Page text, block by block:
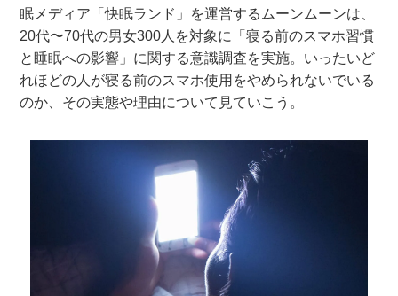
眠メディア「快眠ランド」を運営するムーンムーンは、
20代〜70代の男女300人を対象に「寝る前のスマホ習慣
と睡眠への影響」に関する意識調査を実施。いったいど
れほどの人が寝る前のスマホ使用をやめられないでいる
のか、その実態や理由について見ていこう。